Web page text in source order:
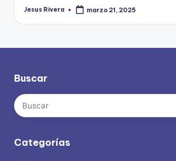
Publicado
Jesus Rivera marzo 21, 2025
Buscar
Categorías